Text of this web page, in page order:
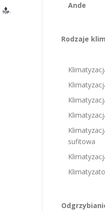
.
Ande
Rodzaje
sufitowa